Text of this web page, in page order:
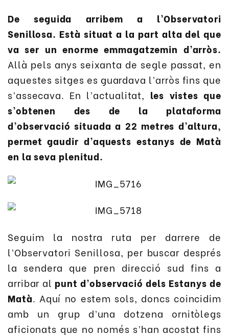
De seguida arribem a l’Observatori
Senillosa. Està situat a la part alta del que
va ser un enorme emmagatzemin d’arròs.
Allà pels anys seixanta de segle passat, en
aquestes sitges es guardava l’arròs fins que
s’assecava. En l’actualitat, les vistes que
s’obtenen des de la plataforma
d’observació situada a 22 metres d’altura,
permet gaudir d’aquests estanys de Matà
en la seva plenitud.
Seguim la nostra ruta per darrere de
l’Observatori Senillosa, per buscar després
la sendera que pren direcció sud fins a
arribar al punt d’observació dels Estanys de
Matà. Aquí no estem sols, doncs coincidim
amb un grup d’una dotzena ornitòlegs
aficionats que no només s’han acostat fins